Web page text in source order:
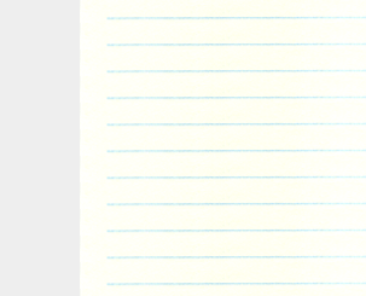
est dans la catégorie «
-
vendeur est «
Müllheim. Cet article
Herstellungsland und
Herstellergarantie: Ja
Weitere